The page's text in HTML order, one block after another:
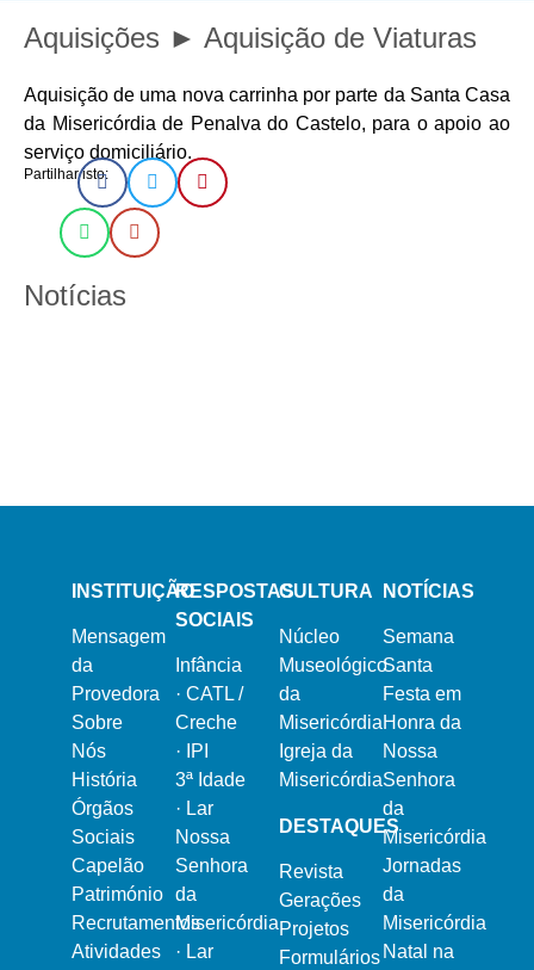
Aquisições ► Aquisição de Viaturas
Aquisição de uma nova carrinha por parte da Santa Casa
da Misericórdia de Penalva do Castelo, para o apoio ao
serviço domiciliário.
Partilhar isto:
Notícias
INSTITUIÇÃO
Mensagem
da
Provedora
Sobre
Nós
História
Órgãos
Sociais
Capelão
Património
Recrutamentos
Atividades
RESPOSTAS
SOCIAIS
Infância
· CATL /
Creche
·
IPI
3ª Idade
· Lar
Nossa
Senhora
da
Misericórdia
· Lar
CULTURA
Núcleo
Museológico
da
Misericórdia
Igreja da
Misericórdia
DESTAQUES
Revista
Gerações
Projetos
Formulários
NOTÍCIAS
Semana
Santa
Festa em
Honra da
Nossa
Senhora
da
Misericórdia
Jornadas
da
Misericórdia
Natal na